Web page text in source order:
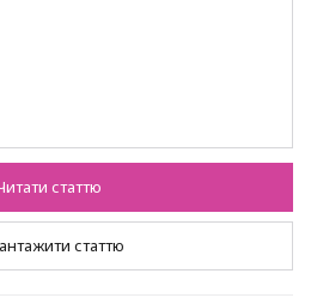
статтю
статтю